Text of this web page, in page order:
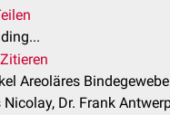
Areoläres
Nicolay, Dr. Frank